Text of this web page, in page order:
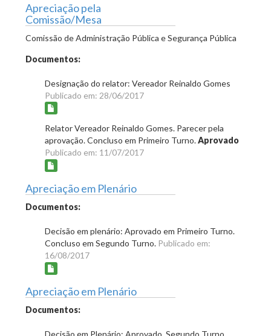
Apreciação pela
Comissão/Mesa
Comissão de Administração Pública e Segurança Pública
Documentos:
Designação do relator: Vereador Reinaldo Gomes
Publicado em: 28/06/2017
Relator Vereador Reinaldo Gomes. Parecer pela
aprovação. Concluso em Primeiro Turno.Aprovado
Publicado em: 11/07/2017
Apreciação em Plenário
Documentos:
Decisão em plenário: Aprovado em Primeiro Turno.
Concluso em Segundo Turno. Publicado em:
16/08/2017
Apreciação em Plenário
Documentos: